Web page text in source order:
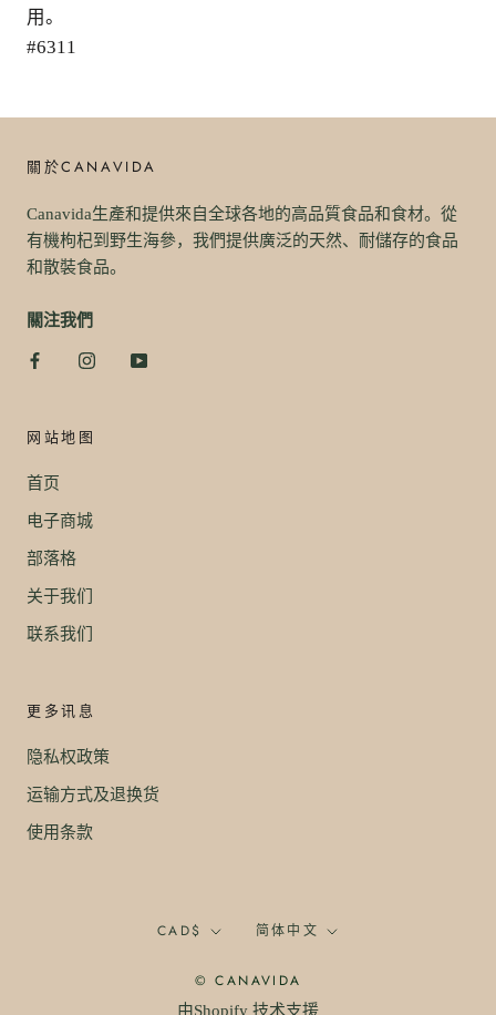
用。
#6311
關於CANAVIDA
Canavida生產和提供來自全球各地的高品質食品和食材。從
有機枸杞到野生海參，我們提供廣泛的天然、耐儲存的食品
和散裝食品。
關注我們
网站地图
首页
电子商城
部落格
关于我们
联系我们
更多讯息
隐私权政策
运输方式及退换货
使用条款
幣
CAD$
语
简体中文
© CANAVIDA
由Shopify 技术支援